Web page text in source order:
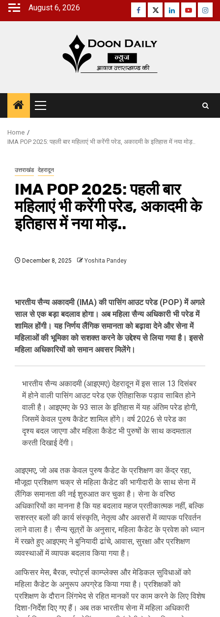
Skip
August 6, 2026 Facebook
TwitterLinkedinYoutube
Primary
Menu
Home
IMA POP 2025: पहली बार महिलाएं भी करेंगी परेड, अकादमी के इतिहास में नया मोड़..
उत्तराखंड देहरादून
IMA POP 2025: पहली बार
महिलाएं भी करेंगी परेड, अकादमी के
इतिहास में नया मोड़..
December 8, 2025 Yoshita Pandey
भारतीय सैन्य अकादमी (IMA) की पासिंग आउट परेड (POP) में अगले
साल से एक बड़ा बदलाव होगा। अब महिला सैन्य अधिकारी भी परेड में
शामिल होंगी। यह निर्णय लैंगिक समानता को बढ़ावा देने और सेना में
महिलाओं की भूमिका को सशक्त करने के उद्देश्य से लिया गया है। इससे
महिला अधिकारियों को समान अवसर मिलेंगे।
भारतीय सैन्य अकादमी (आइएमए) देहरादून में इस साल 13 दिसंबर
में होने वाली पासिंग आउट परेड एक ऐतिहासिक पड़ाव साबित होने
वाली है। आइएमए के 93 साल के इतिहास में यह अंतिम परेड होगी,
जिसमें केवल पुरुष कैडेट शामिल होंगे। वर्ष 2026 से परेड का
दृश्य बदल जाएगा और महिला कैडेट भी पुरुषों के साथ कदमताल
करती दिखाई देंगी।
आइएमए, जो अब तक केवल पुरुष कैडेट के प्रशिक्षण का केंद्र रहा,
मौजूदा प्रशिक्षण चक्र से महिला कैडेट की भागीदारी के साथ सेना में
लैंगिक समानता की नई शुरुआत कर चुका है। सेना के वरिष्ठ
अधिकारियों का मानना है कि यह बदलाव महज प्रतीकात्मक नहीं, बल्कि
सशस्त्र बलों की कार्य संस्कृति, नेतृत्व और अवसरों में व्यापक परिवर्तन
लाने वाला है। सैन्य सूत्रों के अनुसार, महिला कैडेट के प्रवेश को ध्यान
में रखते हुए आइएमए ने बुनियादी ढांचे, आवास, सुरक्षा और प्रशिक्षण
व्यवस्थाओं में व्यापक बदलाव किया गया है।
आफिसर मेस, बैरक, स्पोर्ट्स काम्प्लेक्स और मेडिकल सुविधाओं को
महिला कैडेट के अनुरूप अपग्रेड किया गया है। प्रशिक्षकों को
प्रशिक्षण के दौरान लिंगभेद से रहित मानकों पर काम करने के लिए विशेष
दिशा-निर्देश दिए गए हैं। अब तक भारतीय सेना में महिला अधिकारी